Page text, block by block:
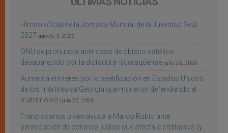
Himno oficial de la Jornada Mundial de la Juventud Seúl
2027 agosto 3, 2026
ONU se pronuncia ante caso de obispo católico
desaparecido por la dictadura nicaragüense julio 25, 2026
Aumenta el interés por la beatificación en Estados Unidos
de los mártires de Georgia que murieron defendiendo el
matrimonio julio 25, 2026
Franciscanos piden ayuda a Marco Rubio ante
persecución de colonos judíos que afecta a cristianos (y